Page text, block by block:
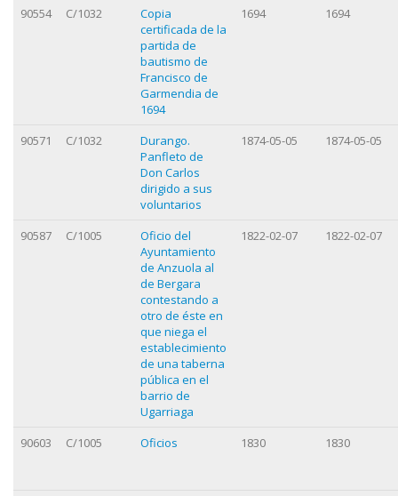
90554 C/1032
Copia
certificada de la
partida de
bautismo de
Francisco de
Garmendia de
1694
1694 1694
90571 C/1032
Durango.
Panfleto de
Don Carlos
dirigido a sus
voluntarios
1874-05-05 1874-05-05
90587 C/1005
Oficio del
Ayuntamiento
de Anzuola al
de Bergara
contestando a
otro de éste en
que niega el
establecimiento
de una taberna
pública en el
barrio de
Ugarriaga
1822-02-07 1822-02-07
90603 C/1005 Oficios 1830 1830